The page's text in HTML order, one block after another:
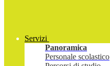
Servizi
Panoramica
Personale scolastico